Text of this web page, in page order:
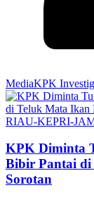
MediaKPK
RIAU-KEPRI-
KPK Diminta
Bibir Pantai di
Sorotan